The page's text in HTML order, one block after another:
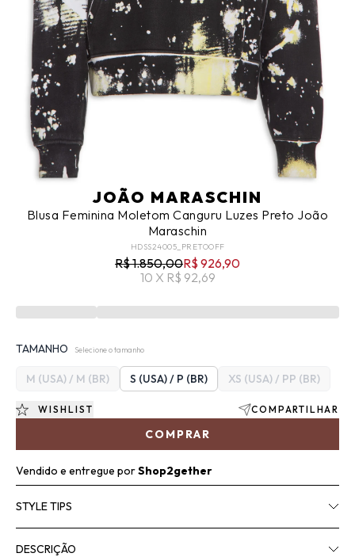
JOÃO MARASCHIN
Blusa Feminina Moletom Canguru Luzes Preto João
Maraschin
HDSS24005_PRETOOFF
R$ 1.850,00R$ 926,90
10 X R$ 92,69
TAMANHO Selecione o tamanho
M (USA) / M (BR) S (USA) / P (BR) XS (USA) / PP (BR)
COMPRAR
WISHLIST COMPARTILHAR
Vendido e entregue porShop2gether
STYLE TIPS
DESCRIÇÃO